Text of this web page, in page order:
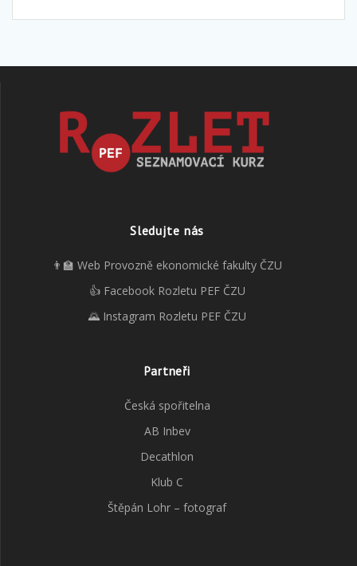
Sledujte nás
👨‍🏫 Web Provozně ekonomické fakulty ČZU
👍 Facebook Rozletu PEF ČZU
🌄 Instagram Rozletu PEF ČZU
Partneři
Česká spořitelna
AB Inbev
Decathlon
Klub C
Štěpán Lohr – fotograf